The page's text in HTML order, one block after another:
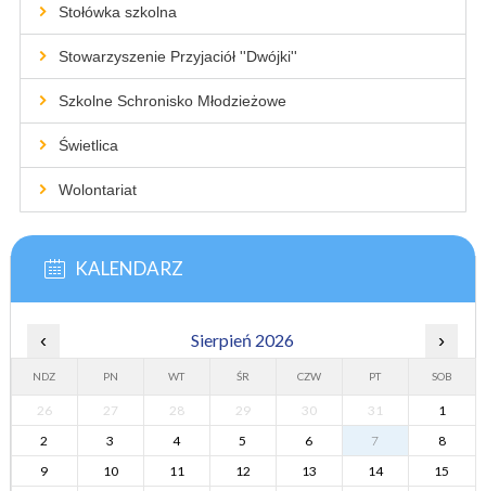
Stołówka szkolna
Stowarzyszenie Przyjaciół ''Dwójki''
Szkolne Schronisko Młodzieżowe
Świetlica
Wolontariat
KALENDARZ
‹ Sierpień 2026 ›
NDZ PN WT ŚR CZW PT SOB
26 27 28 29 30 31
1
2
3 4 5 6 7
8
9
10 11 12 13 14
15